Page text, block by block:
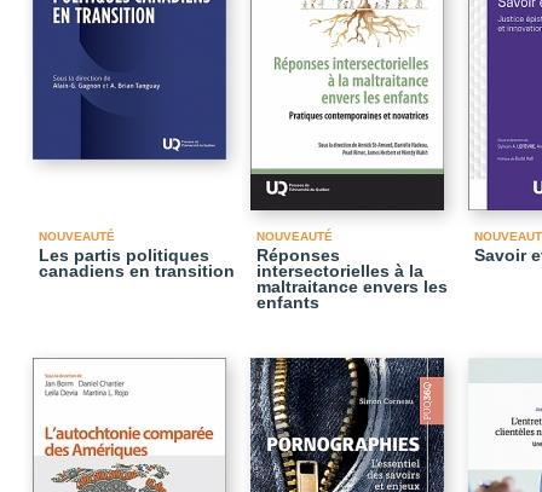
NOUVEAUTÉ
Les partis politiques
canadiens en transition
NOUVEAUTÉ
Réponses
intersectorielles à la
maltraitance envers les
enfants
Savoir